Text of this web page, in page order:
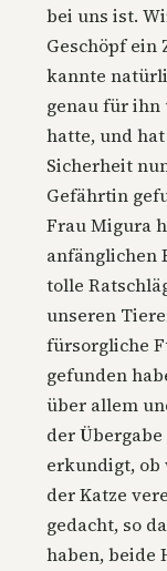
bei uns ist.
Geschöpf ein
kannte
genau für ihn
hatte, und
Sicherheit
Gefährtin
Frau Migura
anfänglichen
tolle
unseren
fürsorgliche
gefunden
über allem
der
erkundigt,
der Katze
gedacht, so
haben, beide